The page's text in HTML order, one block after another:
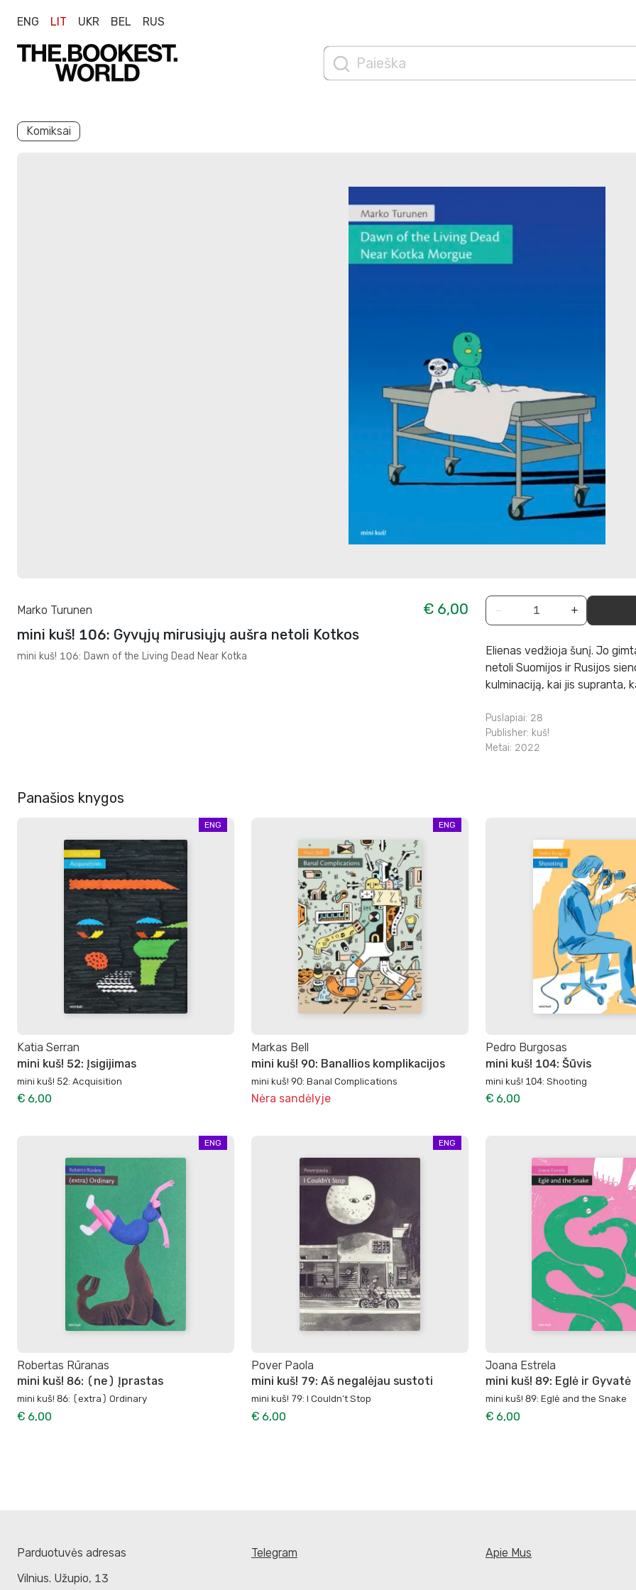
ENG LIT UKR BEL RUS
Komiksai
Marko Turunen
€ 6,00
mini kuš! 106: Gyvųjų mirusiųjų aušra netoli Kotkos
mini kuš! 106: Dawn of the Living Dead Near Kotka
− +
Elienas vedžioja šunį. Jo
netoli Suomijos ir Rusijos
kulminaciją, kai jis supranta,
Puslapiai: 28
Publisher: kuš!
Metai: 2022
Panašios knygos
ENG
Katia Serran
mini kuš! 52: Įsigijimas
mini kuš! 52: Acquisition
€ 6,00
ENG
Markas Bell
mini kuš! 90: Banallios komplikacijos
mini kuš! 90: Banal Complications
Nėra sandėlyje
Pedro Burgosas
mini kuš! 104: Šūvis
mini kuš! 104: Shooting
€ 6,00
ENG
Robertas Rūranas
mini kuš! 86: (ne) Įprastas
mini kuš! 86: (extra) Ordinary
€ 6,00
ENG
Pover Paola
mini kuš! 79: Aš negalėjau sustoti
mini kuš! 79: I Couldn’t Stop
€ 6,00
Joana Estrela
mini kuš! 89: Eglė ir Gyvatė
mini kuš! 89: Eglė and the Snake
€ 6,00
Parduotuvės adresas
Vilnius. Užupio, 13
Telegram Apie Mus